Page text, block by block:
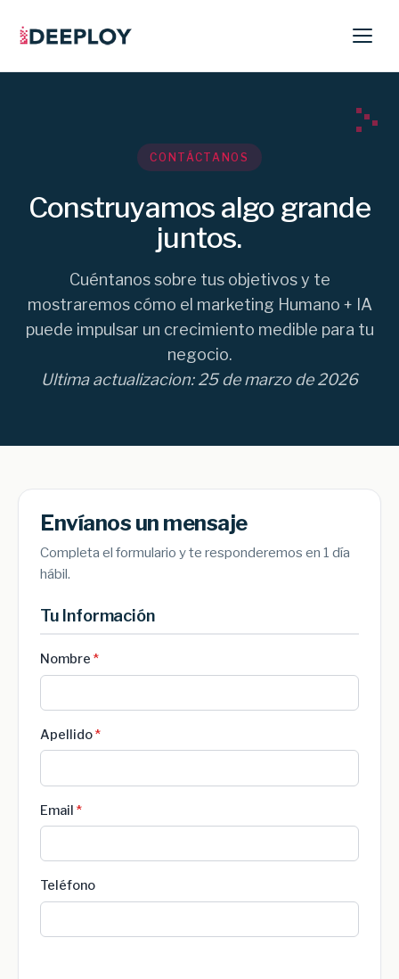
CONTÁCTANOS
Construyamos algo grande
juntos.
Cuéntanos sobre tus objetivos y te
mostraremos cómo el marketing Humano + IA
puede impulsar un crecimiento medible para tu
negocio.
Ultima actualizacion: 25 de marzo de 2026
Envíanos un mensaje
Completa el formulario y te responderemos en 1 día
hábil.
Tu Información
Nombre *
Apellido*
Email *
Teléfono